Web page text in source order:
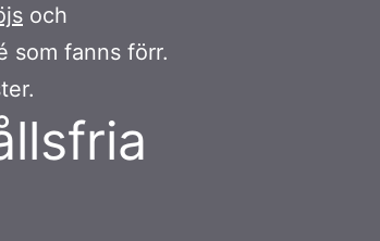
och
som fanns förr.